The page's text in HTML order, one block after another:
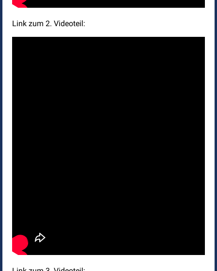
Link zum 2. Videoteil: